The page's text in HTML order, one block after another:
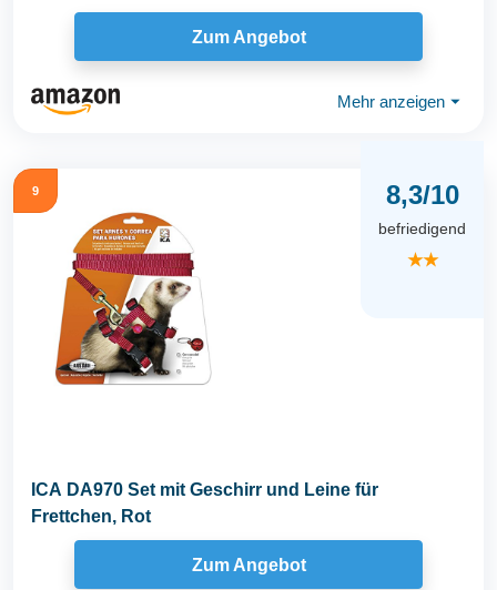
Katzengeschirr Ausbruchsicher...
Zum Angebot
Mehr anzeigen ⏷
9 8,3/10
befriedigend
★★
ICA DA970 Set mit Geschirr und Leine für
Frettchen, Rot
Zum Angebot